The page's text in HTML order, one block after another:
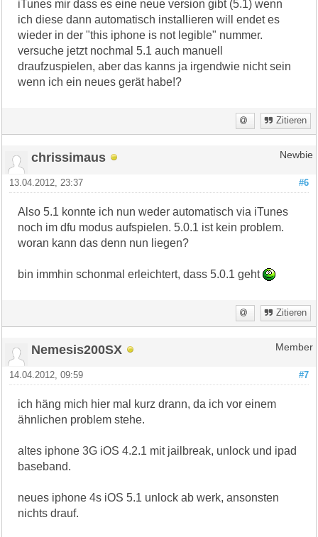
iTunes mir dass es eine neue version gibt (5.1) wenn
ich diese dann automatisch installieren will endet es
wieder in der "this iphone is not legible" nummer.
versuche jetzt nochmal 5.1 auch manuell
draufzuspielen, aber das kanns ja irgendwie nicht sein
wenn ich ein neues gerät habe!?
Zitieren
chrissimaus Newbie
#6
13.04.2012, 23:37
Also 5.1 konnte ich nun weder automatisch via iTunes
noch im dfu modus aufspielen. 5.0.1 ist kein problem.
woran kann das denn nun liegen?
bin immhin schonmal erleichtert, dass 5.0.1 geht
Zitieren
Nemesis200SX Member
#7
14.04.2012, 09:59
ich häng mich hier mal kurz drann, da ich vor einem
ähnlichen problem stehe.
altes iphone 3G iOS 4.2.1 mit jailbreak, unlock und ipad
baseband.
neues iphone 4s iOS 5.1 unlock ab werk, ansonsten
nichts drauf.